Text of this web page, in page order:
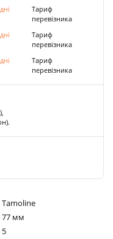
Тариф
перевізника
Тариф
перевізника
Тариф
перевізника
Tamoline
77 мм
5